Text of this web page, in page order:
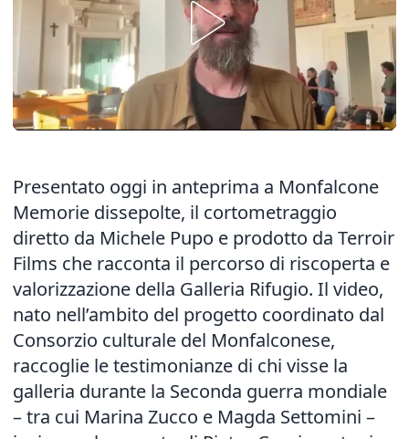
Presentato oggi in anteprima a Monfalcone
Memorie dissepolte, il cortometraggio
diretto da Michele Pupo e prodotto da Terroir
Films che racconta il percorso di riscoperta e
valorizzazione della Galleria Rifugio. Il video,
nato nell’ambito del progetto coordinato dal
Consorzio culturale del Monfalconese,
raccoglie le testimonianze di chi visse la
galleria durante la Seconda guerra mondiale
– tra cui Marina Zucco e Magda Settomini –